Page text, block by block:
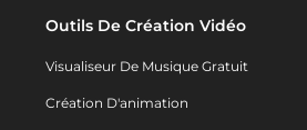
Outils De Création Vidéo
Visualiseur De Musique Gratuit
Création D'animation